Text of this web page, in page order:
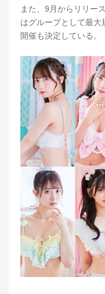
また、9月からリリー
はグループとして最
開催も決定している。